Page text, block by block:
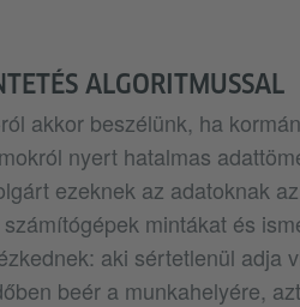
ALGORITMUSSAL
akkor beszélünk, ha
nyert hatalmas
ezeknek az adatoknak
mintákat és
aki sértetlenül adja
beér a munkahelyére,